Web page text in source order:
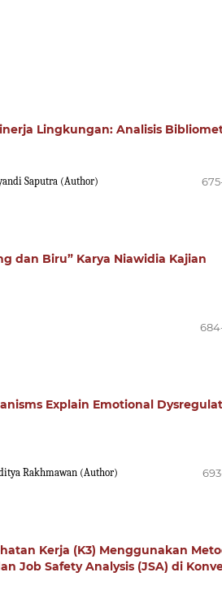
Lingkungan: Analisis
Saputra (Author)
dan Biru” Karya Niawidia Kajian
Explain Emotional
Rakhmawan (Author)
Kerja (K3) Menggunakan
Job Safety Analysis (JSA) di